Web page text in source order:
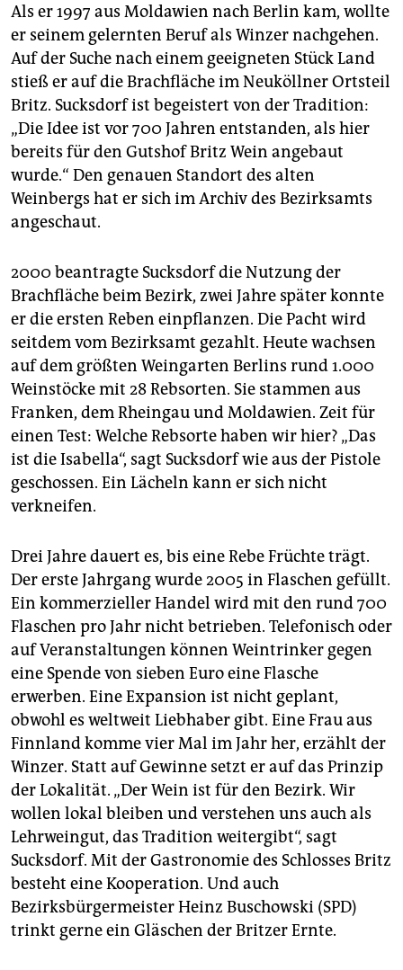
Als er 1997 aus Moldawien nach Berlin kam, wollte
er seinem gelernten Beruf als Winzer nachgehen.
Auf der Suche nach einem geeigneten Stück Land
stieß er auf die Brachfläche im Neuköllner Ortsteil
Britz. Sucksdorf ist begeistert von der Tradition:
„Die Idee ist vor 700 Jahren entstanden, als hier
bereits für den Gutshof Britz Wein angebaut
wurde.“ Den genauen Standort des alten
Weinbergs hat er sich im Archiv des Bezirksamts
angeschaut.
2000 beantragte Sucksdorf die Nutzung der
Brachfläche beim Bezirk, zwei Jahre später konnte
er die ersten Reben einpflanzen. Die Pacht wird
seitdem vom Bezirksamt gezahlt. Heute wachsen
auf dem größten Weingarten Berlins rund 1.000
Weinstöcke mit 28 Rebsorten. Sie stammen aus
Franken, dem Rheingau und Moldawien. Zeit für
einen Test: Welche Rebsorte haben wir hier? „Das
ist die Isabella“, sagt Sucksdorf wie aus der Pistole
geschossen. Ein Lächeln kann er sich nicht
verkneifen.
Drei Jahre dauert es, bis eine Rebe Früchte trägt.
Der erste Jahrgang wurde 2005 in Flaschen gefüllt.
Ein kommerzieller Handel wird mit den rund 700
Flaschen pro Jahr nicht betrieben. Telefonisch oder
auf Veranstaltungen können Weintrinker gegen
eine Spende von sieben Euro eine Flasche
erwerben. Eine Expansion ist nicht geplant,
obwohl es weltweit Liebhaber gibt. Eine Frau aus
Finnland komme vier Mal im Jahr her, erzählt der
Winzer. Statt auf Gewinne setzt er auf das Prinzip
der Lokalität. „Der Wein ist für den Bezirk. Wir
wollen lokal bleiben und verstehen uns auch als
Lehrweingut, das Tradition weitergibt“, sagt
Sucksdorf. Mit der Gastronomie des Schlosses Britz
besteht eine Kooperation. Und auch
Bezirksbürgermeister Heinz Buschowski (SPD)
trinkt gerne ein Gläschen der Britzer Ernte.